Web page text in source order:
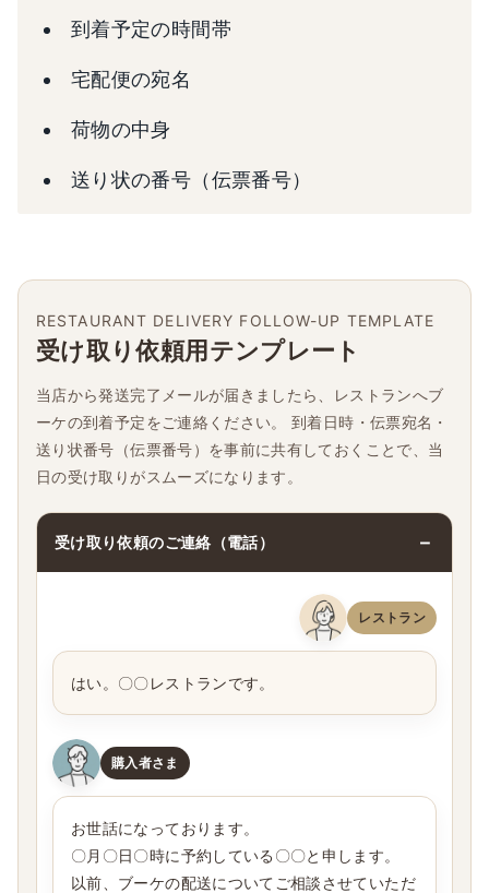
到着予定の時間帯
宅配便の宛名
荷物の中身
送り状の番号（伝票番号）
RESTAURANT DELIVERY FOLLOW-UP TEMPLATE
受け取り依頼用テンプレート
当店から発送完了メールが届きましたら、レストランへブ
ーケの到着予定をご連絡ください。 到着日時・伝票宛名・
送り状番号（伝票番号）を事前に共有しておくことで、当
日の受け取りがスムーズになります。
受け取り依頼のご連絡（電話）
レストラン
はい。〇〇レストランです。
購入者さま
お世話になっております。
〇月〇日〇時に予約している〇〇と申します。
以前、ブーケの配送についてご相談させていただ